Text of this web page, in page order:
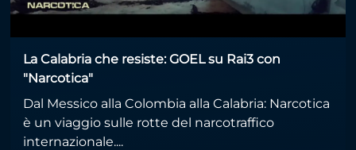
La Calabria che resiste: GOEL su Rai3 con
"Narcotica"
Dal Messico alla Colombia alla Calabria: Narcotica
è un viaggio sulle rotte del narcotraffico
internazionale....